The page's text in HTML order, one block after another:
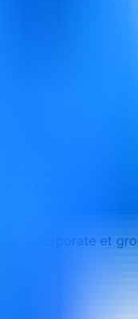
présentations
multimédias, à
et sur la
corporate et